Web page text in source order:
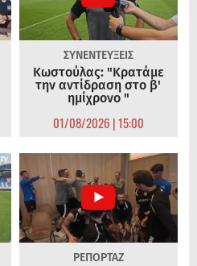
ΣΥΝΕΝΤΕΥΞΕΙΣ
Κωστούλας: "Κρατάμε
την αντίδραση στο β'
ημίχρονο "
01/08/2026 | 15:00
ΡΕΠΟΡΤΑΖ